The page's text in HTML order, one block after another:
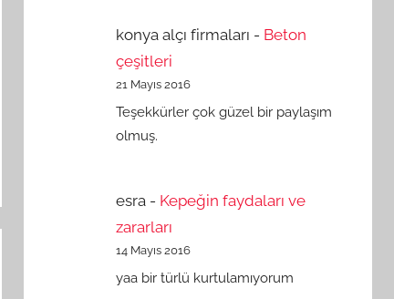
konya alçı firmaları - Beton
çeşitleri
21 Mayıs 2016
Teşekkürler çok güzel bir paylaşım
olmuş.
esra- Kepeğin faydaları ve
zararları
14 Mayıs 2016
yaa bir türlü kurtulamıyorum